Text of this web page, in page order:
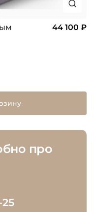
44 100 ₽
про